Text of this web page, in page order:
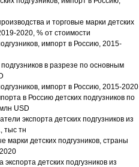
и торговые марки детских
2020, % от стоимости
импорт в Россию, 2015-
в разрезе по основным
импорт в Россию, 2015-2020
в Россию детских подгузников по
USD
экспорта детских подгузников из
тыс тн
марки детских подгузников, страны
детских подгузников из